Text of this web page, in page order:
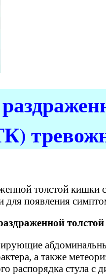
толстой кишки
для появления
а также
распорядка стула с